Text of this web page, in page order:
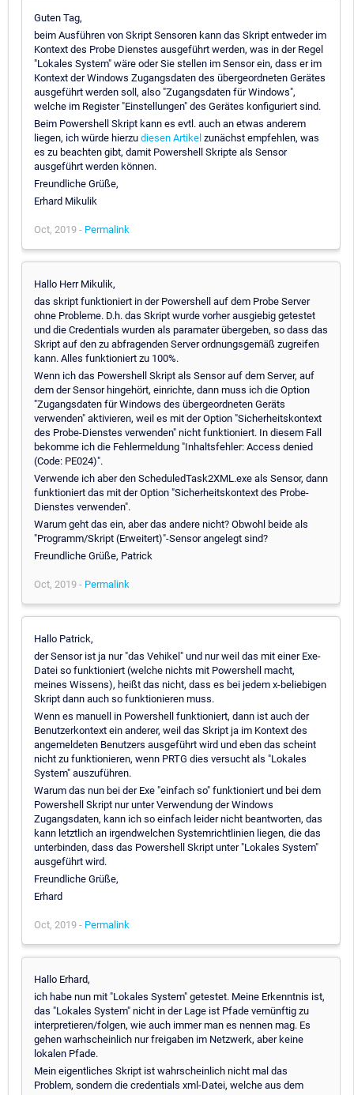
Guten Tag,
beim Ausführen von Skript Sensoren kann das Skript entweder im
Kontext des Probe Dienstes ausgeführt werden, was in der Regel
"Lokales System" wäre oder Sie stellen im Sensor ein, dass er im
Kontext der Windows Zugangsdaten des übergeordneten Gerätes
ausgeführt werden soll, also "Zugangsdaten für Windows",
welche im Register "Einstellungen" des Gerätes konfiguriert sind.
Beim Powershell Skript kann es evtl. auch an etwas anderem
liegen, ich würde hierzu diesen Artikel zunächst empfehlen, was
es zu beachten gibt, damit Powershell Skripte als Sensor
ausgeführt werden können.
Freundliche Grüße,
Erhard Mikulik
Oct, 2019 - Permalink
Hallo Herr Mikulik,
das skript funktioniert in der Powershell auf dem Probe Server
ohne Probleme. D.h. das Skript wurde vorher ausgiebig getestet
und die Credentials wurden als paramater übergeben, so dass das
Skript auf den zu abfragenden Server ordnungsgemäß zugreifen
kann. Alles funktioniert zu 100%.
Wenn ich das Powershell Skript als Sensor auf dem Server, auf
dem der Sensor hingehört, einrichte, dann muss ich die Option
"Zugangsdaten für Windows des übergeordneten Geräts
verwenden" aktivieren, weil es mit der Option "Sicherheitskontext
des Probe-Dienstes verwenden" nicht funktioniert. In diesem Fall
bekomme ich die Fehlermeldung "Inhaltsfehler: Access denied
(Code: PE024)".
Verwende ich aber den ScheduledTask2XML.exe als Sensor, dann
funktioniert das mit der Option "Sicherheitskontext des Probe-
Dienstes verwenden".
Warum geht das ein, aber das andere nicht? Obwohl beide als
"Programm/Skript (Erweitert)"-Sensor angelegt sind?
Freundliche Grüße, Patrick
Oct, 2019 - Permalink
Hallo Patrick,
der Sensor ist ja nur "das Vehikel" und nur weil das mit einer Exe-
Datei so funktioniert (welche nichts mit Powershell macht,
meines Wissens), heißt das nicht, dass es bei jedem x-beliebigen
Skript dann auch so funktionieren muss.
Wenn es manuell in Powershell funktioniert, dann ist auch der
Benutzerkontext ein anderer, weil das Skript ja im Kontext des
angemeldeten Benutzers ausgeführt wird und eben das scheint
nicht zu funktionieren, wenn PRTG dies versucht als "Lokales
System" auszuführen.
Warum das nun bei der Exe "einfach so" funktioniert und bei dem
Powershell Skript nur unter Verwendung der Windows
Zugangsdaten, kann ich so einfach leider nicht beantworten, das
kann letztlich an irgendwelchen Systemrichtlinien liegen, die das
unterbinden, dass das Powershell Skript unter "Lokales System"
ausgeführt wird.
Freundliche Grüße,
Erhard
Oct, 2019 - Permalink
Hallo Erhard,
ich habe nun mit "Lokales System" getestet. Meine Erkenntnis ist,
das "Lokales System" nicht in der Lage ist Pfade vernünftig zu
interpretieren/folgen, wie auch immer man es nennen mag. Es
gehen warhscheinlich nur freigaben im Netzwerk, aber keine
lokalen Pfade.
Mein eigentliches Skript ist wahrscheinlich nicht mal das
Problem, sondern die credentials xml-Datei, welche aus dem